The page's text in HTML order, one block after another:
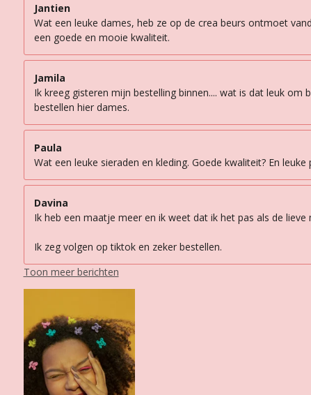
Jantien
Wat een leuke dames, heb ze op de crea beurs ontmoet
een goede en mooie kwaliteit.
Jamila
Ik kreeg gisteren mijn bestelling binnen.... wat is dat leuk
bestellen hier dames.
Paula
Wat een leuke sieraden en kleding. Goede kwaliteit? En
Davina
Ik heb een maatje meer en ik weet dat ik het pas als de
Ik zeg volgen op tiktok en zeker bestellen.
Toon meer berichten